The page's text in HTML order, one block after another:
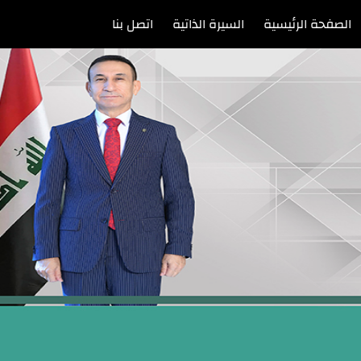
الصفحة الرئيسية السيرة الذاتية اتصل بنا